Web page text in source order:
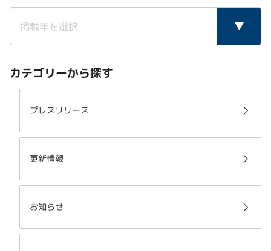
カテゴリーから探す
プレスリリース
更新情報
お知らせ